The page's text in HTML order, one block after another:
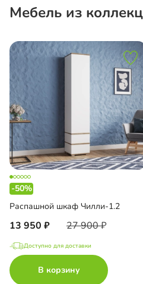
Мебель из
-50%
Распашной шкаф Чилли-1.2
13 950 27 900
Доступно для доставки
В корзину